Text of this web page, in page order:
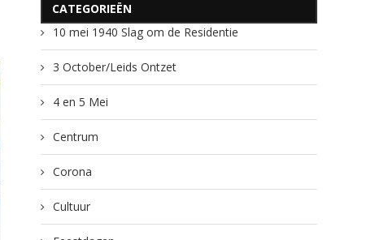
CATEGORIEËN
10 mei 1940 Slag om de Residentie
3 October/Leids Ontzet
4 en 5 Mei
Centrum
Corona
Cultuur